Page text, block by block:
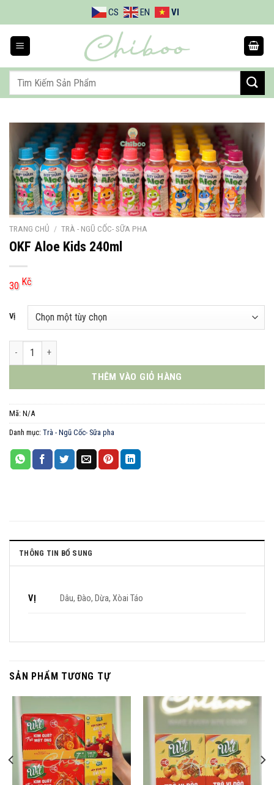
qua
dung
CS EN VI
Tìm
TRANG CHỦ / TRÀ - NGŨ CỐC- SỮA PHA
OKF Aloe Kids 240ml
30 Kč
Vị
OKF Aloe Kids 240ml số lượng
THÊM VÀO GIỎ HÀNG
Mã: N/A
Danh mục: Trà - Ngũ Cốc- Sữa pha
THÔNG TIN BỔ SUNG
VỊ Dâu, Đào, Dừa, Xòai Táo
SẢN PHẨM TƯƠNG TỰ